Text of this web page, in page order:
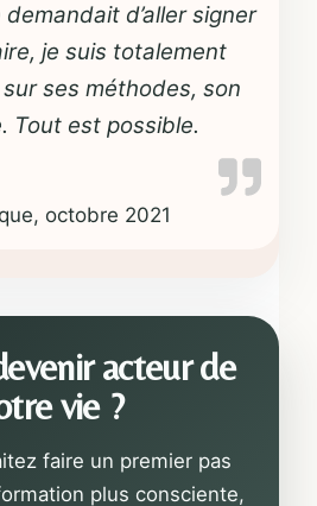
d’aller signer
je suis totalement
ses méthodes, son
Tout est possible.
octobre 2021
acteur de
vie ?
faire un premier pas
plus consciente,